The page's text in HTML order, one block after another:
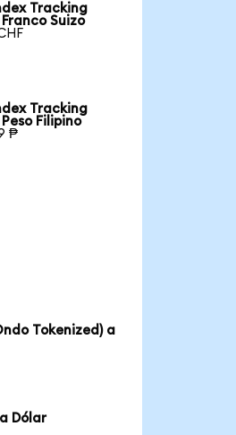
Tracking
Suizo
Tracking
Filipino
₱
Tokenized) a
Dólar